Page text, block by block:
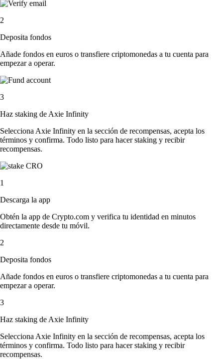
2
Deposita fondos
Añade fondos en euros o transfiere criptomonedas a tu cuenta para
empezar a operar.
3
Haz staking de Axie Infinity
Selecciona Axie Infinity en la sección de recompensas, acepta los
términos y confirma. Todo listo para hacer staking y recibir
recompensas.
1
Descarga la app
Obtén la app de Crypto.com y verifica tu identidad en minutos
directamente desde tu móvil.
2
Deposita fondos
Añade fondos en euros o transfiere criptomonedas a tu cuenta para
empezar a operar.
3
Haz staking de Axie Infinity
Selecciona Axie Infinity en la sección de recompensas, acepta los
términos y confirma. Todo listo para hacer staking y recibir
recompensas.